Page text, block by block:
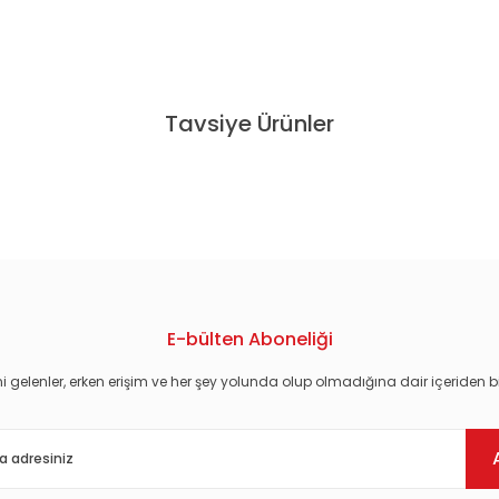
Tavsiye Ürünler
E-bülten Aboneliği
gelenler, erken erişim ve her şey yolunda olup olmadığına dair içeriden